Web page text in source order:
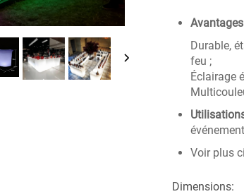
Durable,
feu ;
Éclairage
Voir plus
Dimensions: